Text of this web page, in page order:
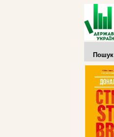
Пошук